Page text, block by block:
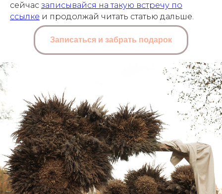
сейчас записывайся на такую встречу по
ссылке и продолжай читать статью дальше.
Записаться и забрать подарок